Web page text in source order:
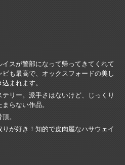
スが警部になって帰ってきてくれて
も最高で、オックスフォードの美し
まれます。
リー。派手さはないけど、じっくり
らない作品。
。
が好き！知的で皮肉屋なハサウェイ